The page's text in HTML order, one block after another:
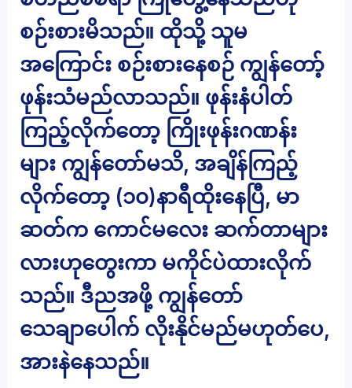
စဉ်းစားမိသည်။ ထိုသို့ သူမ
အကြောင်း စဉ်းစားနေစဉ် ကျွန်တော့်
ဖုန်းသံမည်လာသည်။ ဖုန်းနံပါတ်
ကြည့်လိုက်တော့ ကြိုးဖုန်းဂဏန်း
များ ကျွန်တော်မသိ, အချိန်ကြည့်
လိုက်တော့ (၁၀)နာရီထိုးနေပြီ, မာ
ဆတ်က ကောင်မလေး ဆက်တာများ
လားဟုတွေးကာ မကိုင်ပဲထားလိုက်
သည်။ ဒီညအဖို့ ကျွန်တော်
သေချာပေါက် လိုးနိုင်မည်မဟုတ်ပေ,
အားနဲနေသည်။